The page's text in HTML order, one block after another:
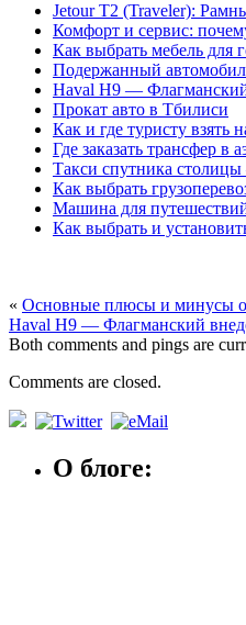
Jetour T2 (Traveler):
Комфорт и сервис:
Как выбрать мебель для
Подержанный
Haval H9 — Флагманский
Прокат авто в Тбилиси
Как и где туристу взять
Где заказать трансфер в
Такси спутника столицы
Как выбрать
Машина для
Как выбрать и
« Основные плюсы и минусы
Haval H9 — Флагманский
Both comments and pings are
Comments are closed.
О блоге: